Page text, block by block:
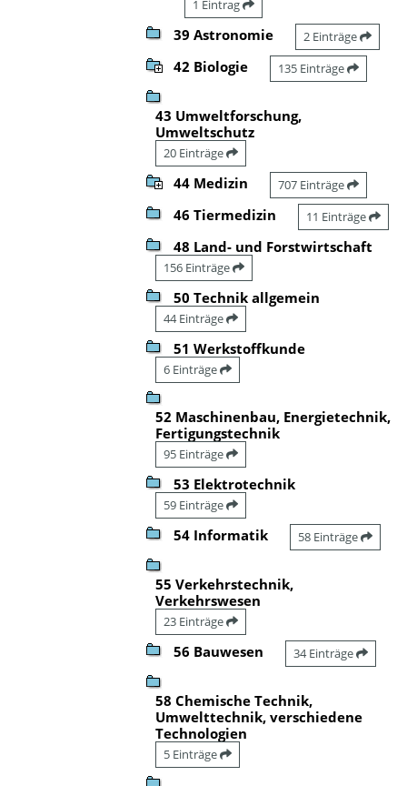
1 Eintrag
39 Astronomie 2 Einträge
42 Biologie 135 Einträge
43 Umweltforschung,
Umweltschutz
20 Einträge
44 Medizin 707 Einträge
46 Tiermedizin 11 Einträge
48 Land- und Forstwirtschaft
156 Einträge
50 Technik allgemein
44 Einträge
51 Werkstoffkunde
6 Einträge
52 Maschinenbau, Energietechnik,
Fertigungstechnik
95 Einträge
53 Elektrotechnik
59 Einträge
54 Informatik 58 Einträge
55 Verkehrstechnik,
Verkehrswesen
23 Einträge
56 Bauwesen 34 Einträge
58 Chemische Technik,
Umwelttechnik, verschiedene
Technologien
5 Einträge